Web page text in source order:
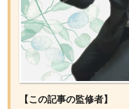
【この記事の監修者】